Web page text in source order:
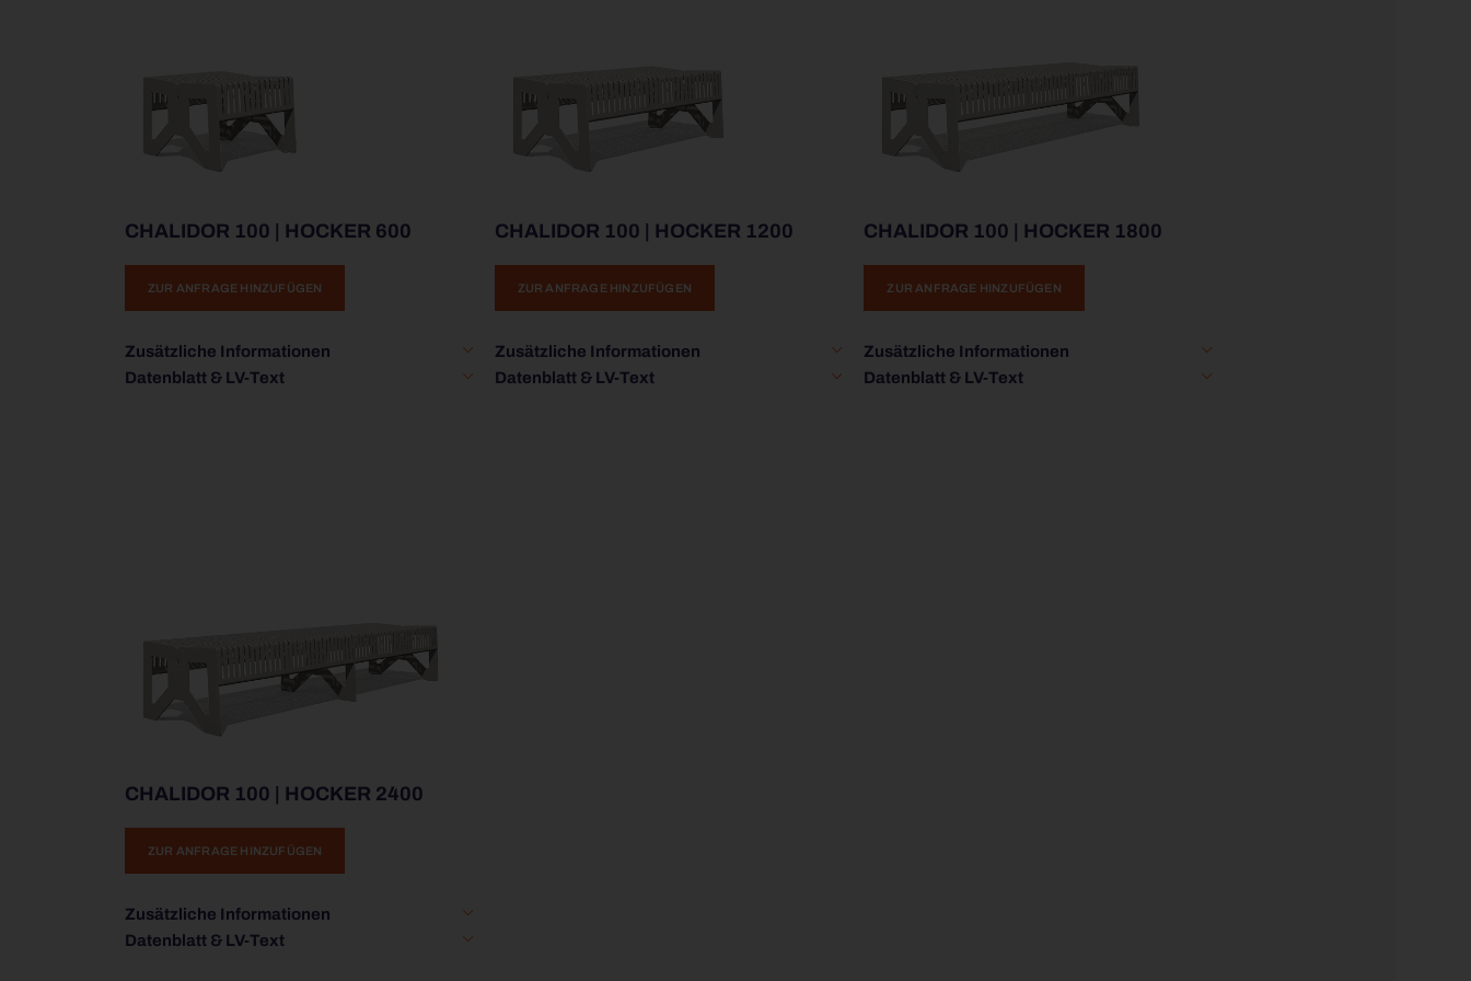
CHALIDOR 100 | HOCKER 600
ZUR ANFRAGE HINZUFÜGEN
Zusätzliche Informationen
Datenblatt & LV-Text
CHALIDOR 100 | HOCKER 1200
ZUR ANFRAGE HINZUFÜGEN
Zusätzliche Informationen
Datenblatt & LV-Text
CHALIDOR 100 | HOCKER 1800
ZUR ANFRAGE HINZUFÜGEN
Zusätzliche Informationen
Datenblatt & LV-Text
CHALIDOR 100 | HOCKER 2400
ZUR ANFRAGE HINZUFÜGEN
Zusätzliche Informationen
Datenblatt & LV-Text